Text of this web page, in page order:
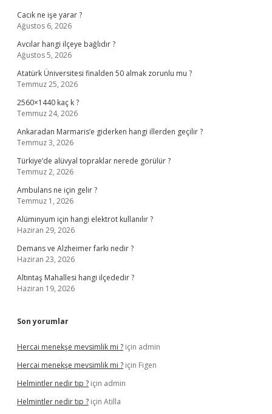
Cacık ne işe yarar ?
Ağustos 6, 2026
Avcılar hangi ilçeye bağlıdır ?
Ağustos 5, 2026
Atatürk Üniversitesi finalden 50 almak zorunlu mu ?
Temmuz 25, 2026
2560×1440 kaç k ?
Temmuz 24, 2026
Ankaradan Marmaris’e giderken hangi illerden geçilir ?
Temmuz 3, 2026
Türkiye’de alüvyal topraklar nerede görülür ?
Temmuz 2, 2026
Ambulans ne için gelir ?
Temmuz 1, 2026
Alüminyum için hangi elektrot kullanılır ?
Haziran 29, 2026
Demans ve Alzheimer farkı nedir ?
Haziran 23, 2026
Altıntaş Mahallesi hangi ilçededir ?
Haziran 19, 2026
Son yorumlar
Hercai menekşe mevsimlik mi ? için admin
Hercai menekşe mevsimlik mi ? için Figen
Helmintler nedir tıp ? için admin
Helmintler nedir tıp ? için Atilla